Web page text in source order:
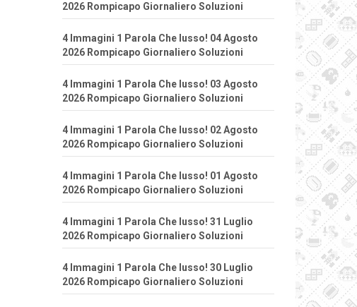
2026 Rompicapo Giornaliero Soluzioni
4 Immagini 1 Parola Che lusso! 04 Agosto
2026 Rompicapo Giornaliero Soluzioni
4 Immagini 1 Parola Che lusso! 03 Agosto
2026 Rompicapo Giornaliero Soluzioni
4 Immagini 1 Parola Che lusso! 02 Agosto
2026 Rompicapo Giornaliero Soluzioni
4 Immagini 1 Parola Che lusso! 01 Agosto
2026 Rompicapo Giornaliero Soluzioni
4 Immagini 1 Parola Che lusso! 31 Luglio
2026 Rompicapo Giornaliero Soluzioni
4 Immagini 1 Parola Che lusso! 30 Luglio
2026 Rompicapo Giornaliero Soluzioni